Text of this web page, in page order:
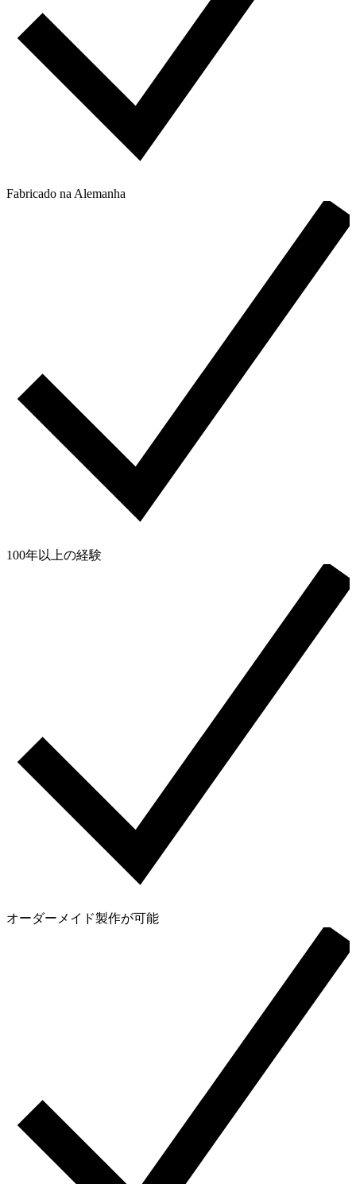
Fabricado na Alemanha
100年以上の経験
オーダーメイド製作が可能